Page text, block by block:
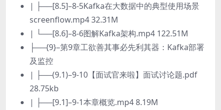
| ├──[8.5]–8-5Kafka在大数据中的典型使用场景
screenflow.mp4 32.31M
| └──[8.6]–8-6图解Kafka架构.mp4 122.51M
├──{9}–第9章工欲善其事必先利其器：Kafka部署
及监控
| ├──(9.1)–9-10【面试官来啦】面试讨论题.pdf
28.75kb
| ├──[9.1]–9-1本章概览.mp4 8.19M